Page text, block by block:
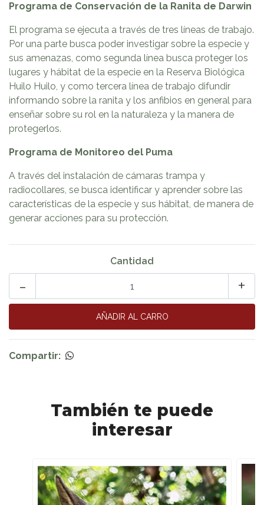
Programa de Conservación de la Ranita de Darwin
El programa se ejecuta a través de tres líneas de trabajo.
Por una parte busca poder investigar sobre la especie y
sus amenazas, como segunda línea busca proteger los
lugares y hábitat de la especie en la Reserva Biológica
Huilo Huilo, y como tercera línea de trabajo difundir
informando sobre la ranita y los anfibios en general para
enseñar sobre su rol en la naturaleza y la manera de
protegerlos.
Programa de Monitoreo del Puma
A través del instalación de cámaras trampa y
radiocollares, se busca identificar y aprender sobre las
características de la especie y sus hábitat, de manera de
generar acciones para su protección.
Cantidad
+
-
Compartir:
También te puede
interesar